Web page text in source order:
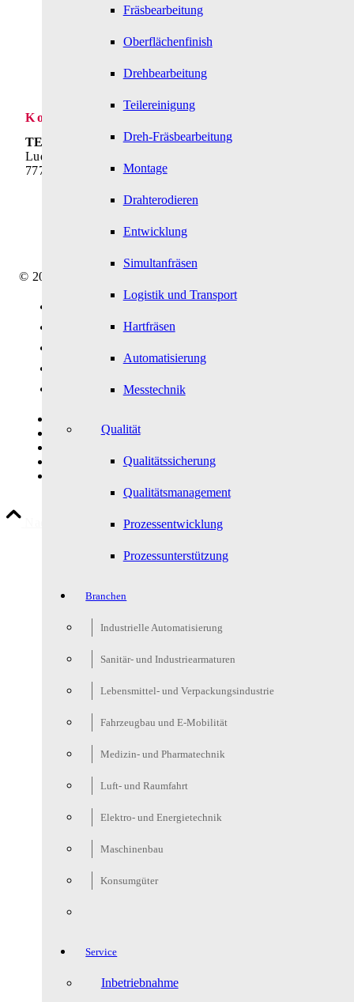
Fräsbearbeitung
Oberflächenfinish
Drehbearbeitung
Teilereinigung
Dreh-Fräsbearbeitung
Montage
Drahterodieren
Entwicklung
Simultanfräsen
Logistik und Transport
Hartfräsen
Automatisierung
Messtechnik
Qualität
Qualitätssicherung
Qualitätsmanagement
Prozessentwicklung
Prozessunterstützung
Branchen
Industrielle Automatisierung
Sanitär- und Industriearmaturen
Lebensmittel- und Verpackungsindustrie
Fahrzeugbau und E-Mobilität
Medizin- und Pharmatechnik
Luft- und Raumfahrt
Elektro- und Energietechnik
Maschinenbau
Konsumgüter
Service
Inbetriebnahme
Lösungen
Zerspanungstechnik
Karriere
Download
Kontakt
TECHTORY Automation GmbH
Ludwig-Winter-Straße 5
77767 Appenweier
info@techtory.de
© 2025 - TECHTORY Automation und Zerspanungstechnik
Link zu Youtube
Link zu LinkedIn
Link zu Xing
Datenschutz
Nach oben scrollen